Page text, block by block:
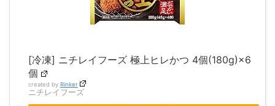
[冷凍] ニチレイフーズ 極上ヒレかつ 4個(180g)×6
個
created by Rinker
ニチレイフーズ